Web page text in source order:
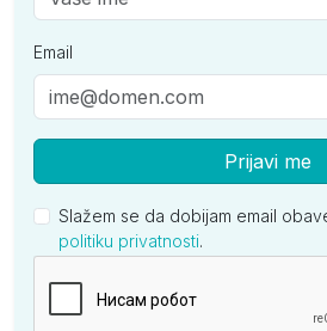
Email
Prijavi me
Slažem se da dobijam email
politiku privatnosti.